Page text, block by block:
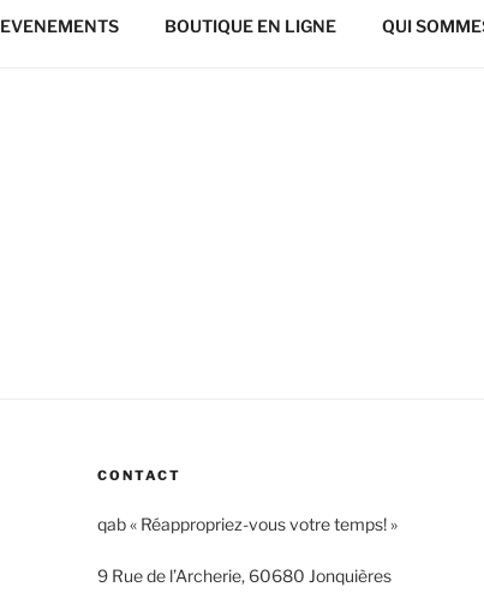
EVENEMENTS BOUTIQUE EN LIGNE QUI
CONTACT
qab « Réappropriez-vous votre temps! »
9 Rue de l’Archerie, 60680 Jonquières